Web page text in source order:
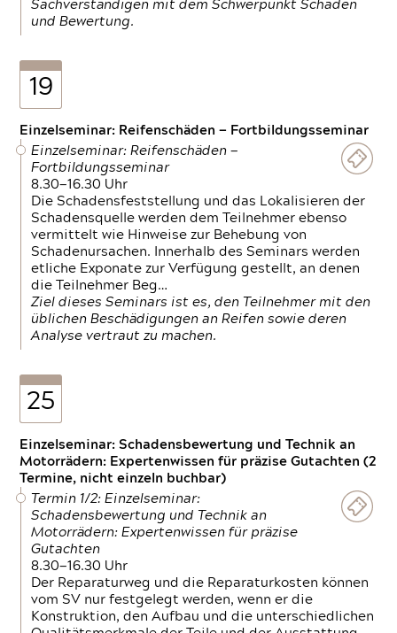
Sachverständigen mit dem Schwerpunkt Schaden
und Bewertung.
19
Einzelseminar: Reifenschäden — Fortbildungsseminar
Einzelseminar: Reifenschäden —
Fortbildungsseminar
8.30—16.30 Uhr
Die Schadensfeststellung und das Lokalisieren der
Schadensquelle werden dem Teilnehmer ebenso
vermittelt wie Hinweise zur Behebung von
Schadenursachen. Innerhalb des Seminars werden
etliche Exponate zur Verfügung gestellt, an denen
die Teilnehmer Beg…
Ziel dieses Seminars ist es, den Teilnehmer mit den
üblichen Beschädigungen an Reifen sowie deren
Analyse vertraut zu machen.
25
Einzelseminar: Schadensbewertung und Technik an
Motorrädern: Expertenwissen für präzise Gutachten (2
Termine, nicht einzeln buchbar)
Termin 1/2: Einzelseminar:
Schadensbewertung und Technik an
Motorrädern: Expertenwissen für präzise
Gutachten
8.30—16.30 Uhr
Der Reparaturweg und die Reparaturkosten können
vom SV nur festgelegt werden, wenn er die
Konstruktion, den Aufbau und die unterschiedlichen